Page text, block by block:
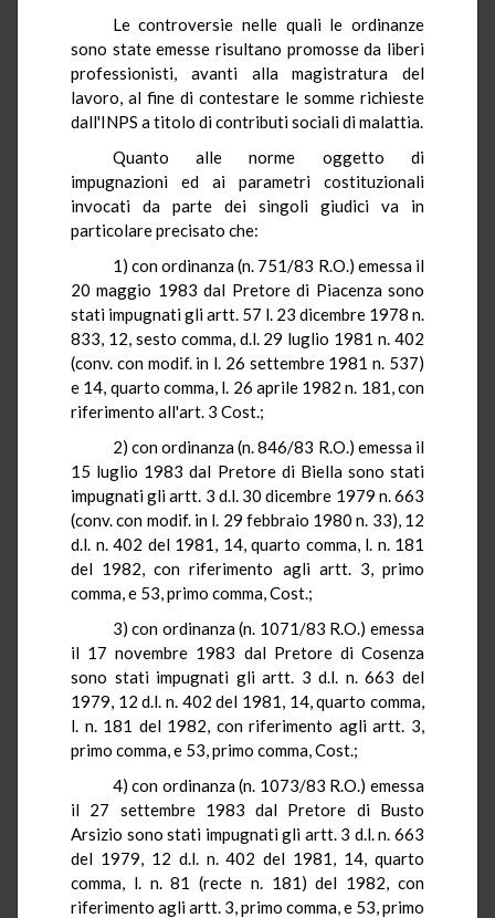
Le controversie nelle quali le ordinanze
sono state emesse risultano promosse da liberi
professionisti, avanti alla magistratura del
lavoro, al fine di contestare le somme richieste
dall'INPS a titolo di contributi sociali di malattia.
Quanto alle norme oggetto di
impugnazioni ed ai parametri costituzionali
invocati da parte dei singoli giudici va in
particolare precisato che:
1) con ordinanza (n. 751/83 R.O.) emessa il
20 maggio 1983 dal Pretore di Piacenza sono
stati impugnati gli artt. 57 l. 23 dicembre 1978 n.
833, 12, sesto comma, d.l. 29 luglio 1981 n. 402
(conv. conmodif. in l. 26 settembre 1981 n. 537)
e 14, quarto comma, l. 26 aprile 1982 n. 181, con
riferimento all'art. 3 Cost.;
2) con ordinanza (n. 846/83 R.O.) emessa il
15 luglio 1983 dal Pretore di Biella sono stati
impugnati gli artt. 3 d.l. 30 dicembre 1979 n. 663
(conv.con modif. in l. 29 febbraio 1980 n. 33), 12
d.l. n. 402 del 1981, 14, quarto comma, l. n. 181
del 1982, con riferimento agli artt. 3, primo
comma, e 53, primo comma, Cost.;
3) con ordinanza (n. 1071/83 R.O.) emessa
il 17 novembre 1983 dal Pretore di Cosenza
sono stati impugnati gli artt. 3 d.l. n. 663 del
1979, 12 d.l. n. 402 del 1981, 14, quarto comma,
l. n. 181 del 1982, con riferimento agli artt. 3,
primo comma, e 53, primo comma, Cost.;
4) con ordinanza (n. 1073/83 R.O.) emessa
il 27 settembre 1983 dal Pretore di Busto
Arsizio sono stati impugnati gli artt. 3 d.l. n. 663
del 1979, 12 d.l. n.402 del 1981, 14, quarto
comma, l. n. 81 (recte n. 181) del 1982, con
riferimento agli artt. 3, primo comma, e 53, primo